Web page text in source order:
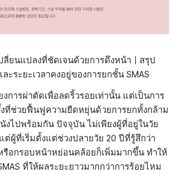
ลี่ยนแปลงที่ชัดเจนด้วยการดึงหน้า｜สรุป
ะระยะเวลาคงอยู่ของการยกชั้น SMAS
งการผ่าตัดเพื่อลดริ้วรอยเท่านั้น แต่เป็นการ
ที่ช่วยฟื้นฟูความยืดหยุ่นด้วยการยกทั้งกล้าม
งไปพร้อมกัน ปัจจุบัน ไม่เพียงผู้ที่อยู่ในวัย
ต่ผู้ที่เริ่มตั้งแต่ช่วงปลายวัย 20 ปีที่รู้สึกว่า
อกรอบหน้าหย่อนคล้อยก็เพิ่มมากขึ้น ทำให้
ที่ให้ผลระยะยาวมากกว่าการร้อยไหม